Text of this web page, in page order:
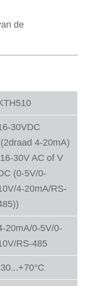
de
30VDC
4-20mA)
30V AC of V
(0-5V/0-
4-20mA/RS-
20mA/0-5V/0-
RS-485